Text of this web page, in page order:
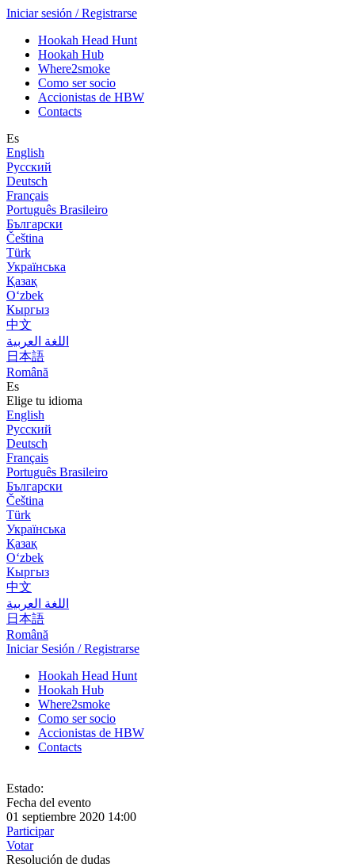
Iniciar sesión / Registrarse
Hookah Head Hunt
Hookah Hub
Where2smoke
Como ser socio
Accionistas de HBW
Contacts
Es
English
Русский
Deutsch
Français
Português Brasileiro
Български
Čeština
Türk
Українська
Қазақ
Оʻzbek
Кыргыз
中文
اللغة العربية
日本語
Română
Es
Elige tu idioma
English
Русский
Deutsch
Français
Português Brasileiro
Български
Čeština
Türk
Українська
Қазақ
Оʻzbek
Кыргыз
中文
اللغة العربية
日本語
Română
Iniciar Sesión / Registrarse
Hookah Head Hunt
Hookah Hub
Where2smoke
Como ser socio
Accionistas de HBW
Contacts
Estado:
Fecha del evento
01 septiembre 2020 14:00
Participar
Votar
Resolución de dudas